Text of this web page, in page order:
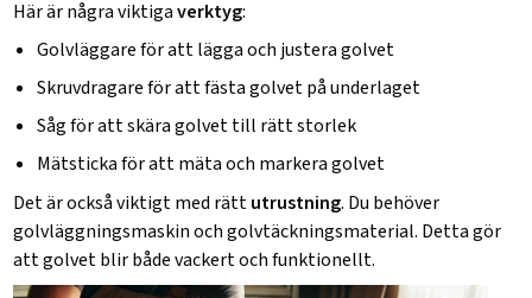
Här är några viktigaverktyg:
Golvläggare för att lägga och justera golvet
Skruvdragare för att fästa golvet på underlaget
Såg för att skära golvet till rätt storlek
Mätsticka för att mäta och markera golvet
Det är också viktigt med rättutrustning. Du behöver
golvläggningsmaskinochgolvtäckningsmaterial. Detta gör
att golvet blir både vackert och funktionellt.